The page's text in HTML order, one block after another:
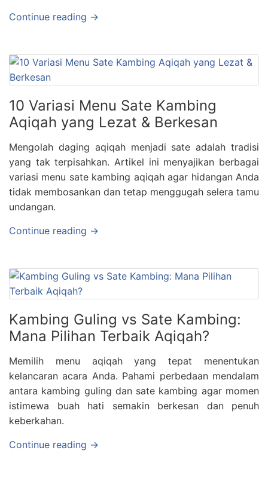
Continue reading →
10 Variasi Menu Sate Kambing
Aqiqah yang Lezat & Berkesan
Mengolah daging aqiqah menjadi sate adalah tradisi
yang tak terpisahkan. Artikel ini menyajikan berbagai
variasi menu sate kambing aqiqah agar hidangan Anda
tidak membosankan dan tetap menggugah selera tamu
undangan.
Continue reading →
Kambing Guling vs Sate Kambing:
Mana Pilihan Terbaik Aqiqah?
Memilih menu aqiqah yang tepat menentukan
kelancaran acara Anda. Pahami perbedaan mendalam
antara kambing guling dan sate kambing agar momen
istimewa buah hati semakin berkesan dan penuh
keberkahan.
Continue reading →